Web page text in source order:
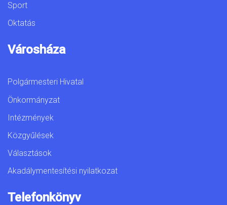
Sport
Oktatás
Városháza
Polgármesteri Hivatal
Önkormányzat
Intézmények
Közgyűlések
Választások
Akadálymentesítési nyilatkozat
Telefonkönyv